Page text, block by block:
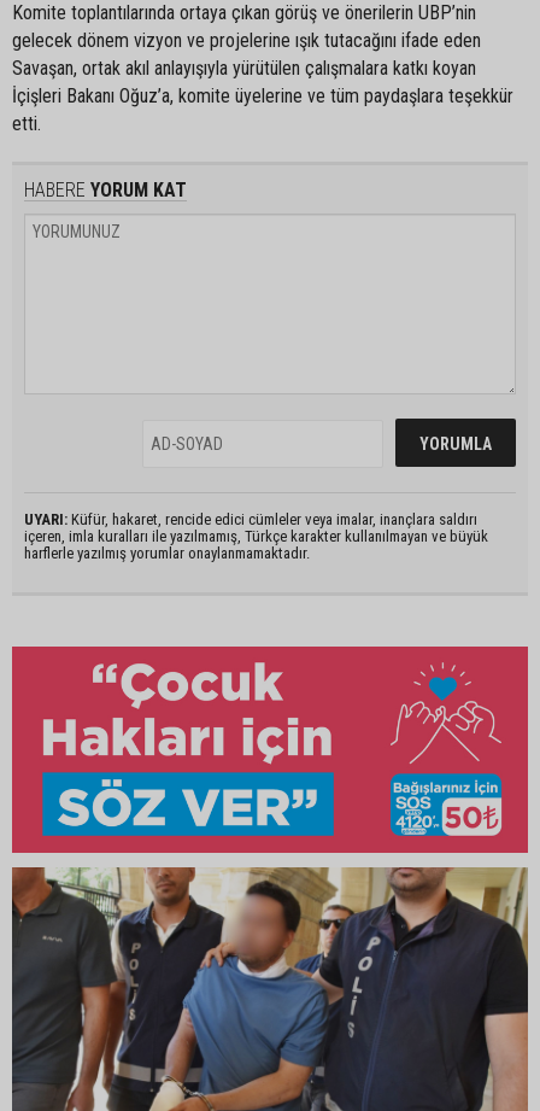
Komite toplantılarında ortaya çıkan görüş ve önerilerin UBP’nin
gelecek dönem vizyon ve projelerine ışık tutacağını ifade eden
Savaşan, ortak akıl anlayışıyla yürütülen çalışmalara katkı koyan
İçişleri Bakanı Oğuz’a, komite üyelerine ve tüm paydaşlara teşekkür
etti.
HABERE YORUM KAT
UYARI: Küfür, hakaret, rencide edici cümleler veya imalar, inançlara saldırı
içeren, imla kuralları ile yazılmamış, Türkçe karakter kullanılmayan ve büyük
harflerle yazılmış yorumlar onaylanmamaktadır.